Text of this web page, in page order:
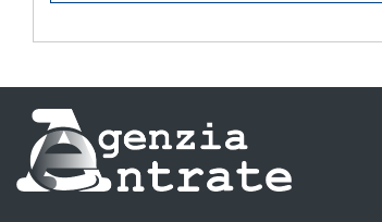
Informazioni
sul